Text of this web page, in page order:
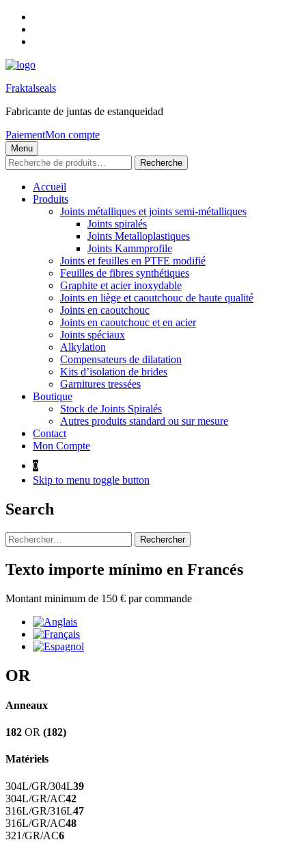
content
footer
Fraktalseals
Fabricante de juntas de estanqueidad
PaiementMon compte
Menu
Recherche
pour :
Recherche
Accueil
Produits
Joints métalliques et joints semi-métalliques
Joints spiralés
Joints Metalloplastiques
Joints Kammprofile
Joints et feuilles en PTFE modifié
Feuilles de fibres synthétiques
Graphite et acier inoxydable
Joints en liège et caoutchouc de haute qualité
Joints en caoutchouc
Joints en caoutchouc et en acier
Joints spéciaux
Alkylation
Compensateurs de dilatation
Kits d’isolation de brides
Garnitures tressées
Boutique
Stock de Joints Spiralés
Autres produits standard ou sur mesure
Contact
Mon Compte
0
Skip to menu toggle button
Search
Rechercher :
Texto importe mínimo en Francés
Montant minimum de 150 € par commande
OR
Anneaux
182 OR (182)
Matériels
304L/GR/304L39
304L/GR/AC42
316L/GR/316L47
316L/GR/AC48
321/GR/AC6